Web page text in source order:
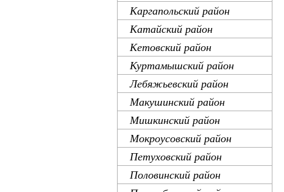
Каргапольский район
Катайский район
Кетовский район
Куртамышский район
Лебяжьевский район
Макушинский район
Мишкинский район
Мокроусовский район
Петуховский район
Половинский район